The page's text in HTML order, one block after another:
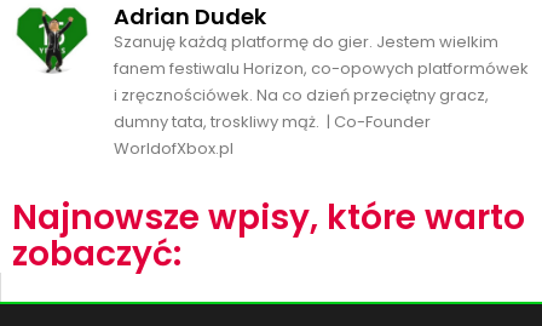
Adrian Dudek
Szanuję każdą platformę do gier. Jestem wielkim
fanem festiwalu Horizon, co-opowych platformówek
i zręcznościówek. Na co dzień przeciętny gracz,
dumny tata, troskliwy mąż. | Co-Founder
WorldofXbox.pl
Najnowsze wpisy, które warto
zobaczyć: